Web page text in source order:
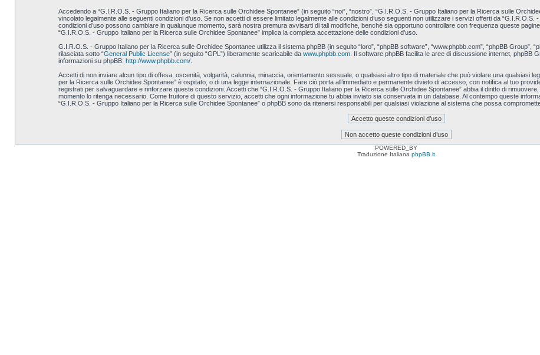
Accedendo a “G.I.R.O.S. - Gruppo Italiano per la Ricerca sulle Orchidee Spontanee” (in seguito “noi”, “nostro”, “G.I.R.O.S. - Gruppo Italiano per la Ricerca sulle
vincolato legalmente alle seguenti condizioni d’uso. Se non accetti di essere limitato legalmente alle condizioni d’uso seguenti non utilizzare i servizi offerti da
condizioni d’uso possono cambiare in qualunque momento, sarà nostra premura avvisarti di tali modifiche, benché sia opportuno controllare con frequenza queste
“G.I.R.O.S. - Gruppo Italiano per la Ricerca sulle Orchidee Spontanee” implica la completa accettazione delle condizioni d’uso.
G.I.R.O.S. - Gruppo Italiano per la Ricerca sulle Orchidee Spontanee utilizza il sistema phpBB (in seguito “loro”, “phpBB software”, “www.phpbb.com”, “phpBB Group”,
rilasciata sotto “General Public License” (in seguito “GPL”) liberamente scaricabile da www.phpbb.com. Il software phpBB facilita le aree di discussione internet, phpBB
informazioni su phpBB: http://www.phpbb.com/.
Accetti di non inviare alcun tipo di offesa, oscenità, volgarità, calunnia, minaccia, orientamento sessuale, o qualsiasi altro tipo di materiale che può violare una qualsiasi
per la Ricerca sulle Orchidee Spontanee” è ospitato, o di una legge internazionale. Fare ciò porta all’immediato e permanente divieto di accesso, con notifica al tuo
registrati per salvaguardare e rinforzare queste condizioni. Accetti che “G.I.R.O.S. - Gruppo Italiano per la Ricerca sulle Orchidee Spontanee” abbia il diritto di
momento lo ritenga necessario. Come fruitore di questo servizio, accetti che ogni informazione tu abbia inviato sia conservata in un database. Al contempo queste
“G.I.R.O.S. - Gruppo Italiano per la Ricerca sulle Orchidee Spontanee” o phpBB sono da ritenersi responsabili per qualsiasi violazione al sistema che possa
POWERED_BY
Traduzione Italiana phpBB.it